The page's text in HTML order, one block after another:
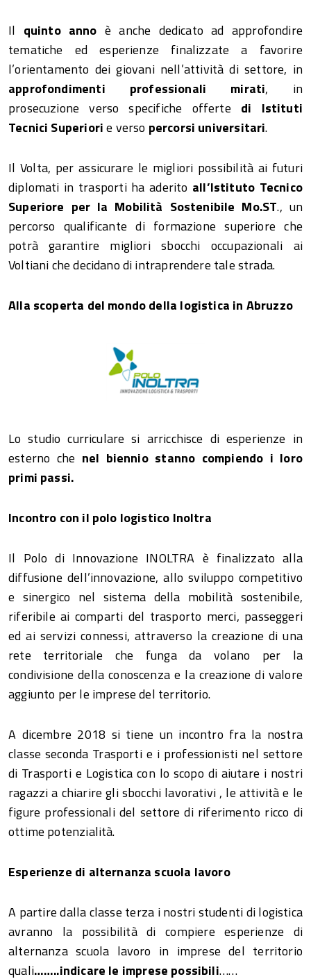
Il quinto anno è anche dedicato ad approfondire
tematiche ed esperienze finalizzate a favorire
l’orientamento dei giovani nell’attività di settore, in
approfondimenti professionali mirati, in
prosecuzione verso specifiche offerte di Istituti
Tecnici Superiorie verso percorsi universitari.
Il Volta, per assicurare le migliori possibilità ai futuri
diplomati in trasporti ha aderito all’Istituto Tecnico
Superiore per la Mobilità Sostenibile Mo.ST., un
percorso qualificante di formazione superiore che
potrà garantire migliori sbocchi occupazionali ai
Voltiani che decidano di intraprendere tale strada.
Alla scoperta del mondo della logistica in Abruzzo
Lo studio curriculare si arricchisce di esperienze in
esterno che nel biennio stanno compiendo i loro
primi passi.
Incontro con il polo logistico Inoltra
Il Polo di Innovazione INOLTRA è finalizzato alla
diffusione dell’innovazione, allo sviluppo competitivo
e sinergico nel sistema della mobilità sostenibile,
riferibile ai comparti del trasporto merci, passeggeri
ed ai servizi connessi, attraverso la creazione di una
rete territoriale che funga da volano per la
condivisione della conoscenza e la creazione di valore
aggiunto per le imprese del territorio.
A dicembre 2018 si tiene un incontro fra la nostra
classe seconda Trasporti e i professionisti nel settore
di Trasporti e Logistica con lo scopo di aiutare i nostri
ragazzi a chiarire gli sbocchi lavorativi , le attività e le
figure professionali del settore di riferimento ricco di
ottime potenzialità.
Esperienze di alternanza scuola lavoro
A partire dalla classe terza i nostri studenti di logistica
avranno la possibilità di compiere esperienze di
alternanza scuola lavoro in imprese del territorio
quali……..indicare le imprese possibili……